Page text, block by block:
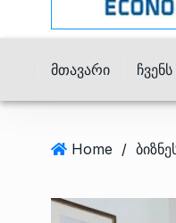
Მთავარი
Home /